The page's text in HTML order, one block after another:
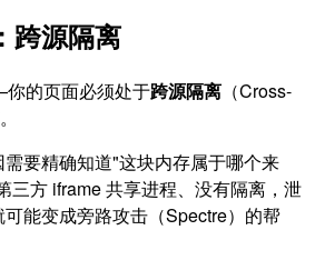
跨源隔离
的页面必须处于跨源隔离 （Cross-
要精确知道"这块内存属于哪个来
三方 iframe 共享进程、没有隔离，泄
能变成旁路攻击（Spectre）的帮